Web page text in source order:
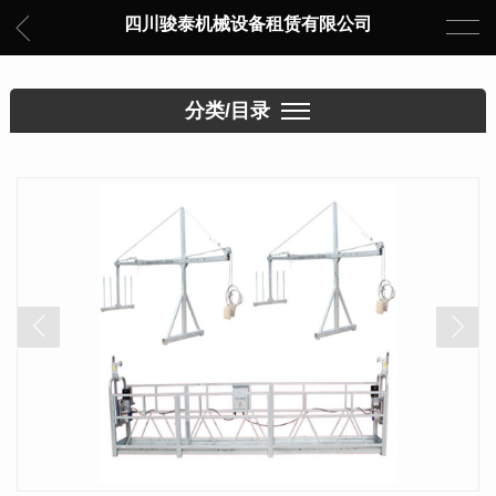
四川骏泰机械设备租赁有限公司
分类/目录